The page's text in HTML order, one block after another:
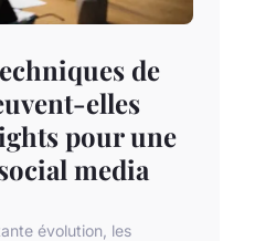
de
elles
pour une
media
évolution, les